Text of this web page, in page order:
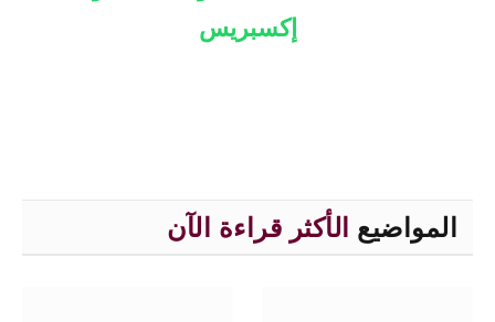
إكسبريس
المواضيع الأكثر قراءة الآن